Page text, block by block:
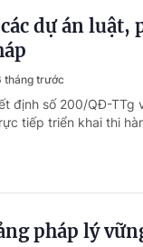
dự án luật,
tháng trước
định số 200/QĐ-TTg
tiếp triển khai thi
pháp lý